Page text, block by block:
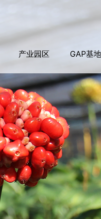
产业园区 GAP基地